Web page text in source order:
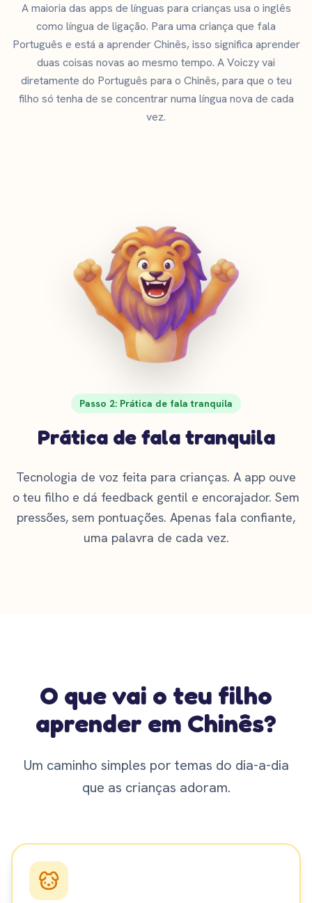
A maioria das apps de línguas para crianças usa o inglês
como língua de ligação. Para uma criança que fala
Português e está a aprender Chinês, isso significa aprender
duas coisas novas ao mesmo tempo. A Voiczy vai
diretamente do Português para o Chinês, para que o teu
filho só tenha de se concentrar numa língua nova de cada
vez.
Passo 2: Prática de fala tranquila
Prática de fala tranquila
Tecnologia de voz feita para crianças. A app ouve
o teu filho e dá feedback gentil e encorajador. Sem
pressões, sem pontuações. Apenas fala confiante,
uma palavra de cada vez.
O que vai o teu filho
aprender em Chinês?
Um caminho simples por temas do dia-a-dia
que as crianças adoram.